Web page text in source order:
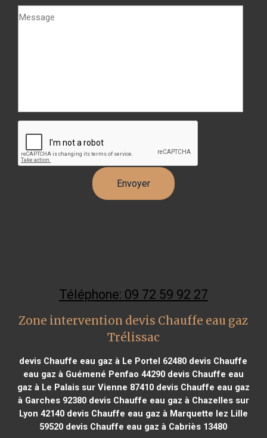
Téléphone: 09 72 59 92 27
Zone intervention devis Chauffe eau gaz
Trélissac
devis Chauffe eau gaz à Le Portel 62480 devis Chauffe
eau gaz à Guémené Penfao 44290devis Chauffe eau
gaz à Le Palais sur Vienne 87410devis Chauffe eau gaz
à Garches 92380devis Chauffe eau gaz à Chazelles sur
Lyon 42140devis Chauffe eau gaz à Marquette lez Lille
59520 devis Chauffe eau gaz à Cabriès 13480